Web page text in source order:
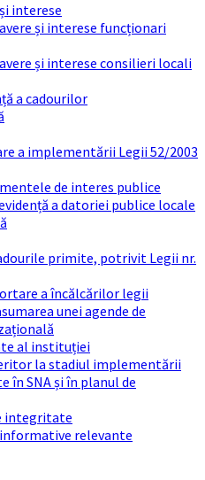
interese
și interese funcționari
și interese consilieri locali
a cadourilor
a implementării Legii 52/2003
de interes publice
a datoriei publice locale
primite, potrivit Legii nr.
a încălcărilor legii
unei agende de
al instituției
la stadiul implementării
în SNA și în planul de
integritate
relevante